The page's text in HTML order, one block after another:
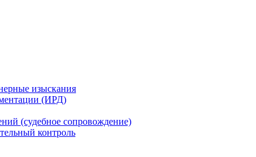
изыскания
(ИРД)
(судебное сопровождение)
контроль